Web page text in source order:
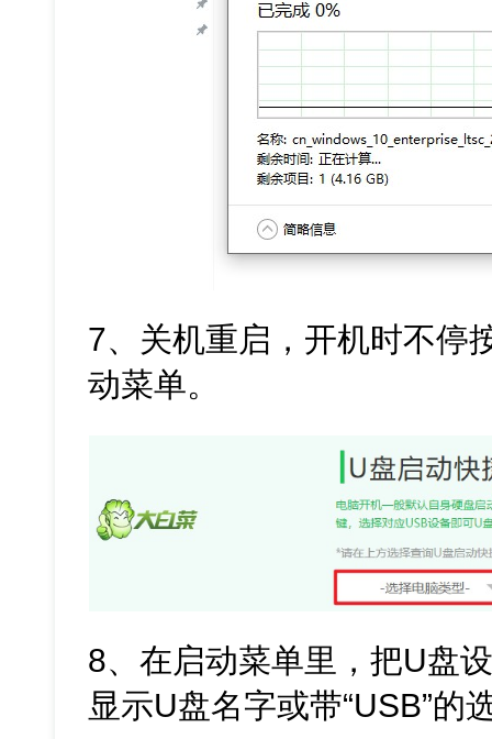
7、关机重启，开机时不停
动菜单。
8、在启动菜单里，把U盘
显示U盘名字或带“USB”的